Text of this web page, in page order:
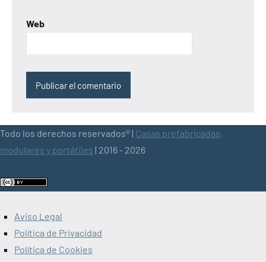
Web
Todo los derechos reservados® | Casas prefabricadas,
modulares y portátiles | 2016 - 2026
Aviso Legal
Política de Privacidad
Política de Cookies